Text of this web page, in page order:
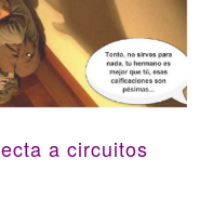
a circuitos